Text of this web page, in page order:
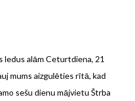
ledus alām Ceturtdiena, 21
mums aizgulēties rītā, kad
sešu dienu mājvietu Štrba